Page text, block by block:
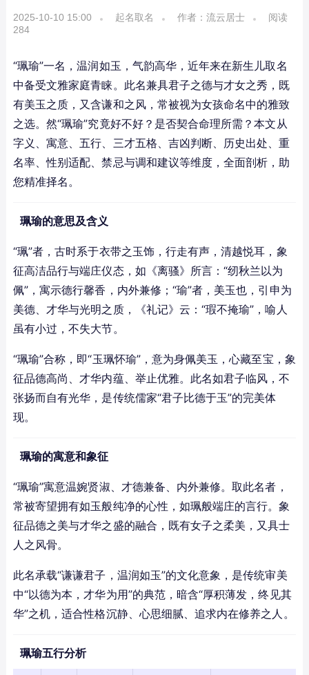
2025-10-10 15:00 起名取名 作者：流云居士
阅读
284
“珮瑜”一名，温润如玉，气韵高华，近年来在新生儿取名
中备受文雅家庭青睐。此名兼具君子之德与才女之秀，既
有美玉之质，又含谦和之风，常被视为女孩命名中的雅致
之选。然“珮瑜”究竟好不好？是否契合命理所需？本文从
字义、寓意、五行、三才五格、吉凶判断、历史出处、重
名率、性别适配、禁忌与调和建议等维度，全面剖析，助
您精准择名。
珮瑜的意思及含义
“珮”者，古时系于衣带之玉饰，行走有声，清越悦耳，象
征高洁品行与端庄仪态，如《离骚》所言：“纫秋兰以为
佩”，寓示德行馨香，内外兼修；“瑜”者，美玉也，引申为
美德、才华与光明之质，《礼记》云：“瑕不掩瑜”，喻人
虽有小过，不失大节。
“珮瑜”合称，即“玉珮怀瑜”，意为身佩美玉，心藏至宝，象
征品德高尚、才华内蕴、举止优雅。此名如君子临风，不
张扬而自有光华，是传统儒家“君子比德于玉”的完美体
现。
珮瑜的寓意和象征
“珮瑜”寓意温婉贤淑、才德兼备、内外兼修。取此名者，
常被寄望拥有如玉般纯净的心性，如珮般端庄的言行。象
征品德之美与才华之盛的融合，既有女子之柔美，又具士
人之风骨。
此名承载“谦谦君子，温润如玉”的文化意象，是传统审美
中“以德为本，才华为用”的典范，暗含“厚积薄发，终见其
华”之机，适合性格沉静、心思细腻、追求内在修养之人。
珮瑜五行分析